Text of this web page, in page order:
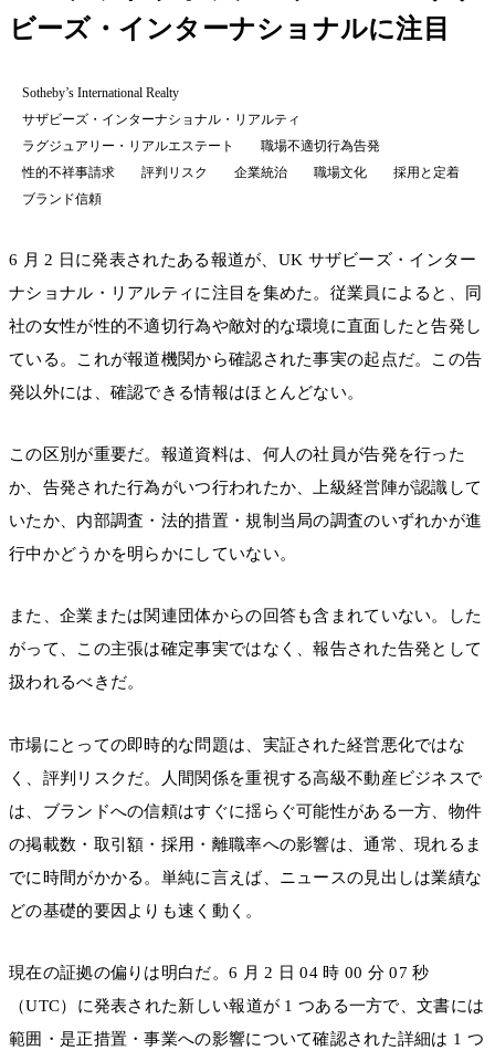
ビーズ・インターナショナルに注目
Sotheby’s International Realty
サザビーズ・インターナショナル・リアルティ
ラグジュアリー・リアルエステート
職場不適切行為告発
性的不祥事請求
評判リスク 企業統治 職場文化
採用と定着
ブランド信頼
6 月 2 日に発表されたある報道が、UK サザビーズ・インター
ナショナル・リアルティに注目を集めた。従業員によると、同
社の女性が性的不適切行為や敵対的な環境に直面したと告発し
ている。これが報道機関から確認された事実の起点だ。この告
発以外には、確認できる情報はほとんどない。
この区別が重要だ。報道資料は、何人の社員が告発を行った
か、告発された行為がいつ行われたか、上級経営陣が認識して
いたか、内部調査・法的措置・規制当局の調査のいずれかが進
行中かどうかを明らかにしていない。
また、企業または関連団体からの回答も含まれていない。した
がって、この主張は確定事実ではなく、報告された告発として
扱われるべきだ。
市場にとっての即時的な問題は、実証された経営悪化ではな
く、評判リスクだ。人間関係を重視する高級不動産ビジネスで
は、ブランドへの信頼はすぐに揺らぐ可能性がある一方、物件
の掲載数・取引額・採用・離職率への影響は、通常、現れるま
でに時間がかかる。単純に言えば、ニュースの見出しは業績な
どの基礎的要因よりも速く動く。
現在の証拠の偏りは明白だ。6 月 2 日 04 時 00 分 07 秒
（UTC）に発表された新しい報道が 1 つある一方で、文書には
範囲・是正措置・事業への影響について確認された詳細は 1 つ